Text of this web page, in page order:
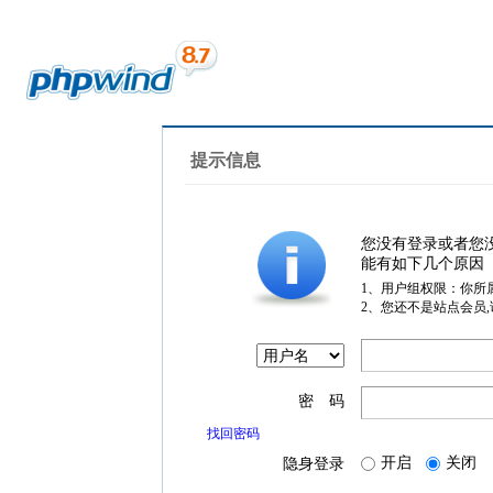
提示信息
您没有登录或者您
能有如下几个原因
1、用户组权限：你所
2、您还不是站点会员
密 码
找回密码
隐身登录 开启 关闭